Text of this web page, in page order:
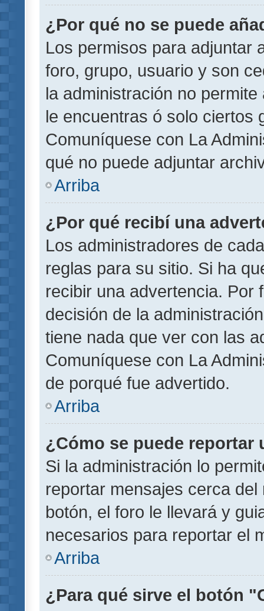
¿Por qué no se puede
Los permisos para adjuntar
foro, grupo, usuario y son
la administración no
le encuentras ó solo ciertos
Comuníquese con La
qué no puede adjuntar
Arriba
¿Por qué recibí una
Los administradores de
reglas para su sitio. Si ha
recibir una advertencia. Por
decisión de la
tiene nada que ver con las
Comuníquese con La
de porqué fue advertido.
Arriba
¿Cómo se puede reportar
Si la administración lo
reportar mensajes cerca
botón, el foro le llevará y
necesarios para reportar el
Arriba
¿Para qué sirve el botón